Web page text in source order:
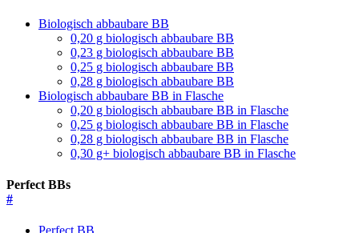
Biologisch abbaubare BB
0,20 g biologisch abbaubare BB
0,23 g biologisch abbaubare BB
0,25 g biologisch abbaubare BB
0,28 g biologisch abbaubare BB
Biologisch abbaubare BB in Flasche
0,20 g biologisch abbaubare BB in Flasche
0,25 g biologisch abbaubare BB in Flasche
0,28 g biologisch abbaubare BB in Flasche
0,30 g+ biologisch abbaubare BB in Flasche
Perfect BBs
#